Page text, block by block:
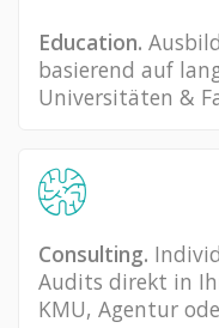
Education.
basierend auf
Universitäten &
Consulting.
Audits direkt in
KMU, Agentur